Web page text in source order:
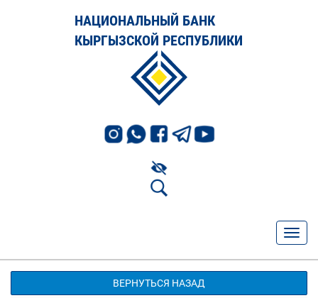
НАЦИОНАЛЬНЫЙ БАНК
КЫРГЫЗСКОЙ РЕСПУБЛИКИ
ВЕРНУТЬСЯ НАЗАД